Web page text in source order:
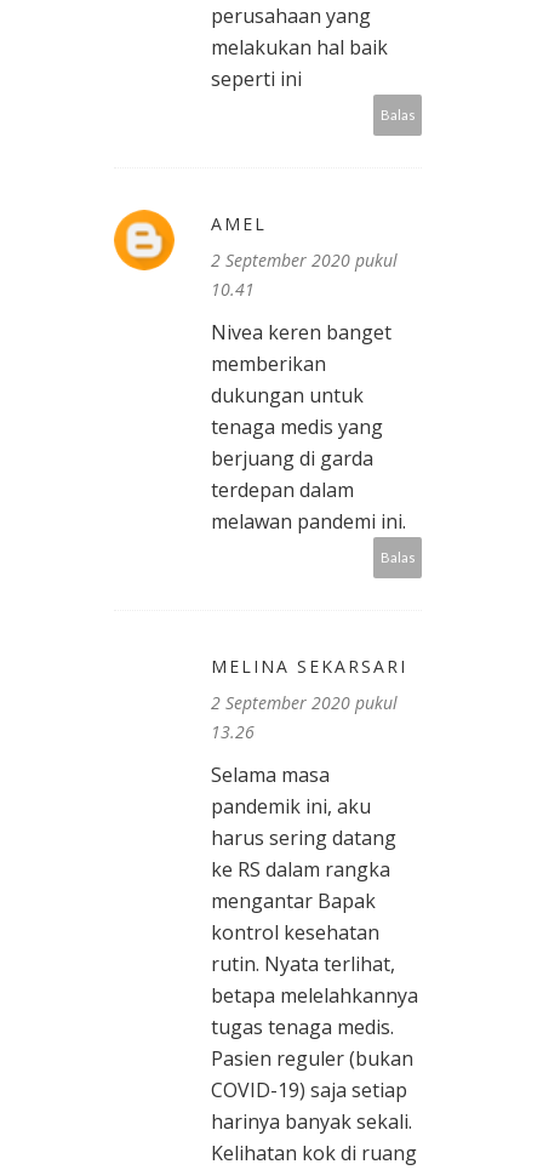
perusahaan yang
melakukan hal baik
seperti ini
Balas
AMEL
2 September 2020 pukul
10.41
Nivea keren banget
memberikan
dukungan untuk
tenaga medis yang
berjuang di garda
terdepan dalam
melawan pandemi ini.
Balas
MELINA SEKARSARI
2 September 2020 pukul
13.26
Selama masa
pandemik ini, aku
harus sering datang
ke RS dalam rangka
mengantar Bapak
kontrol kesehatan
rutin. Nyata terlihat,
betapa melelahkannya
tugas tenaga medis.
Pasien reguler (bukan
COVID-19) saja setiap
harinya banyak sekali.
Kelihatan kok di ruang